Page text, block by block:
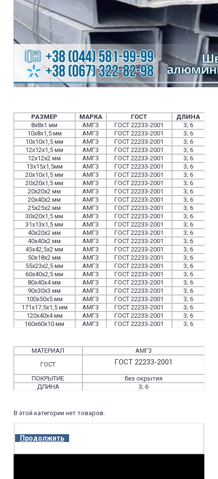
РАЗМЕР МАРКА ГОСТ
ДЛИНА
8х8х1 мм
АМГ3 ГОСТ 22233-2001
3; 6
10х8х1,5 мм
АМГ3 ГОСТ 22233-2001
3; 6
10х10х1,5 мм
АМГ3 ГОСТ 22233-2001
3; 6
12х12х1,5 мм
АМГ3 ГОСТ 22233-2001
3; 6
12х12х2 мм
АМГ3 ГОСТ 22233-2001
3; 6
13х15х1,5мм
АМГ3 ГОСТ 22233-2001
3; 6
20х10х1,5 мм
АМГ3 ГОСТ 22233-2001
3; 6
20х20х1,5 мм
АМГ3 ГОСТ 22233-2001
3; 6
20х20х2 мм
АМГ3 ГОСТ 22233-2001
3; 6
20х40х2 мм
АМГ3 ГОСТ 22233-2001
3; 6
25х25х2 мм
АМГ3 ГОСТ 22233-2001
3; 6
30х20х1,5 мм
АМГ3 ГОСТ 22233-2001
3; 6
31х13х1,5 мм
АМГ3 ГОСТ 22233-2001
3; 6
40х20х2 мм
АМГ3 ГОСТ 22233-2001
3; 6
40х40х2 мм
АМГ3 ГОСТ 22233-2001
3; 6
45х42,5х2 мм
АМГ3 ГОСТ 22233-2001
3; 6
50х18х2 мм
АМГ3 ГОСТ 22233-2001
3; 6
55х23х2,5 мм
АМГ3 ГОСТ 22233-2001
3; 6
60х40х2,5 мм
АМГ3 ГОСТ 22233-2001
3; 6
80х40х4 мм
АМГ3 ГОСТ 22233-2001
3; 6
90х30х3 мм
АМГ3 ГОСТ 22233-2001
3; 6
100х50х5 мм
АМГ3 ГОСТ 22233-2001
3; 6
171х17,5х1,5 мм
АМГ3 ГОСТ 22233-2001
3; 6
120х40х4 мм
АМГ3 ГОСТ 22233-2001
3; 6
160х60х10 мм
АМГ3 ГОСТ 22233-2001 3; 6
МАТЕРИАЛ
АМГ3
ГОСТ
ГОСТ 22233-2001
ПОКРЫТИЕ
без окрытия
ДЛИНА
3; 6
В этой категории нет товаров.
Продолжить